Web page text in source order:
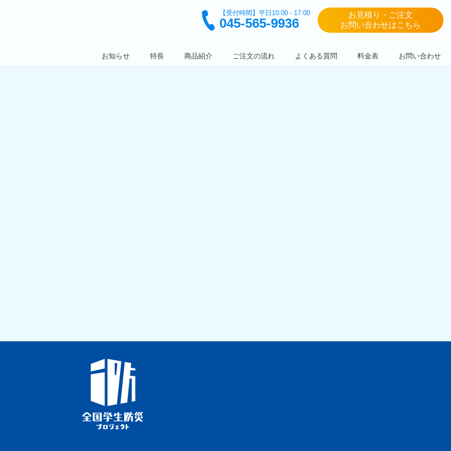
【受付時間】平日10:00 - 17:00
045-565-9936
お見積り・ご注文
お問い合わせはこちら
お知らせ 特長 商品紹介 ご注文の流れ よくある質問 料金表 お問い合わせ